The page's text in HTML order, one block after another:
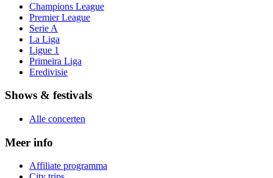
Champions League
Premier League
Serie A
La Liga
Ligue 1
Primeira Liga
Eredivisie
Shows & festivals
Alle concerten
Meer info
Affiliate programma